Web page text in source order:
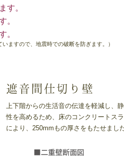
す。
。
。
ますので、地震時での破断を防ぎます。）
遮音間仕切り壁
上下階からの生活音の伝達を軽減し、
性を高めるため、床のコンクリートス
により、250mmもの厚さをもたせました